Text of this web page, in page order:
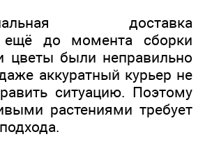
доставка
ещё до момента сборки
цветы были неправильно
аккуратный курьер не
ситуацию. Поэтому
растениями требует